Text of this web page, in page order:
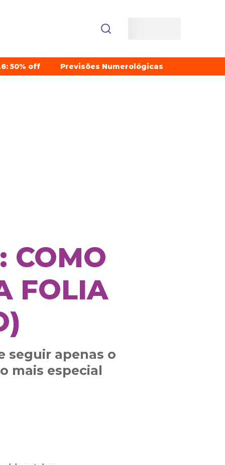
50% off Previsões Numerológicas
COMO
FOLIA
seguir apenas o
mais especial